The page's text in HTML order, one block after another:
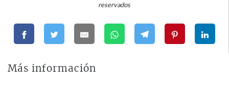
reservados
Más información